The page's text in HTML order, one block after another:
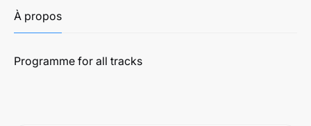
À propos
Programme for all tracks